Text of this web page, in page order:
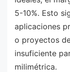
5-10%. Esto
aplicaciones
o proyectos
insuficiente
milimétrica.